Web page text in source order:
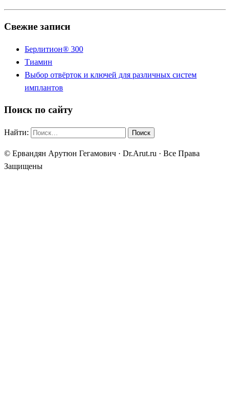
Свежие записи
Берлитион® 300
Тиамин
Выбор отвёрток и ключей для различных систем
имплантов
Поиск по сайту
Найти:
© Ервандян Арутюн Гегамович · Dr.Arut.ru · Все Права
Защищены